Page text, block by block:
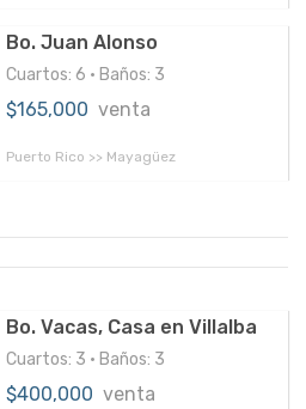
Bo. Juan Alonso
Cuartos: 6 • Baños: 3
$165,000 venta
Puerto Rico >> Mayagüez
Bo. Vacas, Casa en Villalba
Cuartos: 3 • Baños: 3
$400,000 venta